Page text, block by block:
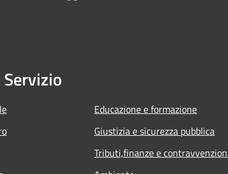
Educazione e formazione
Giustizia e sicurezza pubblica
Tributi,finanze e